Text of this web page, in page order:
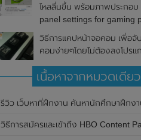
ไหลลื่นขึ้น พร้อมภาพประกอบ
panel settings for gaming
วิธีการแคปหน้าจอคอม เพื่อ
คอมง่ายๆโดยไม่ต้องลงโปรแ
เนื้อหาจากหมวดเดีย
รีวิว เว็บหาที่ฝึกงาน ค้นหานักศึกษาฝึกงาน และเด็กจบใหม่ สร้าง
วิธีการสมัครและเข้าถึง HBO Content Package กับ